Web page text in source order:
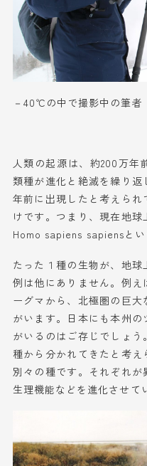
－40℃の中で撮影中の筆者
人類の起源は、約200万年
類種が進化 と絶滅を繰り返
年前に出現したと 考えられ
けです。 つまり、現在地球
Homo sapiens sapiens と
たった１種の生物が、地球
例は他にありません。 例え
ーグマから、北極圏の巨
がいま す。日本にも本州
がいるのはご存じでしょう。
種から分かれてきたと考え
別 々 の種です。 それぞれ
生理機能などを 進化させ て